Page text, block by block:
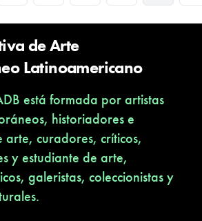
de Arte
Latinoamericano
está formada por artistas
historiadores e
arte, curadores, críticos,
y estudiante de arte,
galeristas, coleccionistas y